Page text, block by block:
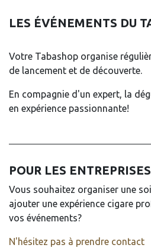
LES ÉVÉNEMENTS DU
Votre Tabashop organise
de lancement et de découverte.
En compagnie d'un expert, la
en expérience passionnante!
POUR LES ENTREPRISES
Vous souhaitez organiser une
ajouter une expérience cigare
vos événements?
N'hésitez pas à prendre contact